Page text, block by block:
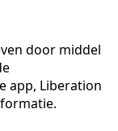
door middel
app, Liberation